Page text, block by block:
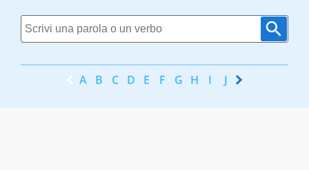
A B C D E F G H I J K